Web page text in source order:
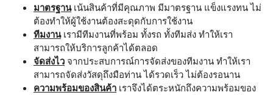
มาตรฐานเน้นสินค้าที่มีคุณภาพ มีมาตรฐาน แข็งแรงทน ไม่
ต้องทำให้ผู้ใช้งานต้องสะดุดกับการใช้งาน
ทีมงานเรามีทีมงานที่พร้อม ทั้งรถ ทั้งทีมส่ง ทำให้เรา
สามารถให้บริการลูกค้าได้ตลอด
จัดส่งไว จากประสบการณ์การจัดส่งของทีมงาน ทำให้เรา
สามารถจัดส่งวัสดุถึงมือท่าน ได้รวดเร็ว ไม่ต้องรอนาน
ความพร้อมของสินค้า เราจึงได้ตระหนักถึงความพร้อมของ